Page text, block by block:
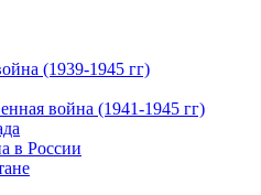
(1939-1945 гг)
война (1941-1945 гг)
в России